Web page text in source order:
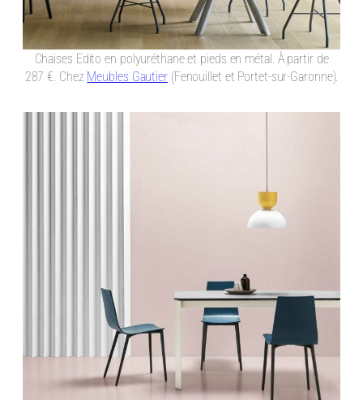
Chaises Edito en polyuréthane et pieds en métal. À partir de
287 €. Chez Meubles Gautier(Fenouillet et Portet-sur-Garonne).